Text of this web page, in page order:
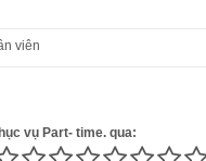
viên
vụ Part- time. qua: